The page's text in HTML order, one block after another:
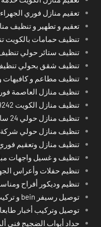
تعقيم منازل فوري الجهراء
تعقيم و تطهير و تنظيف
تنظيف حمامات بالكويت
تنظيف ستائر حولي
تنظيف شقق بحولي
تنظيف مطاعم و
تنظيف منازل العاصمة
تنظيف منازل الكويت 55549242
تنظيف منازل حولي 24 ساعة خدمة تنظيف المساجد في حولي
تنظيف منازل حولي
تنظيف منازل وتعقيم
تنظيف و غسيل واجهات
تنظيم حفلات وأعراس
تنظيم وديكور أفراح
توصيل رسيفر bein و تركيب ستلايت و رسيفرات في الكويت
توصيل وتركيب أخبار
حداد أبواب الضجيج فني